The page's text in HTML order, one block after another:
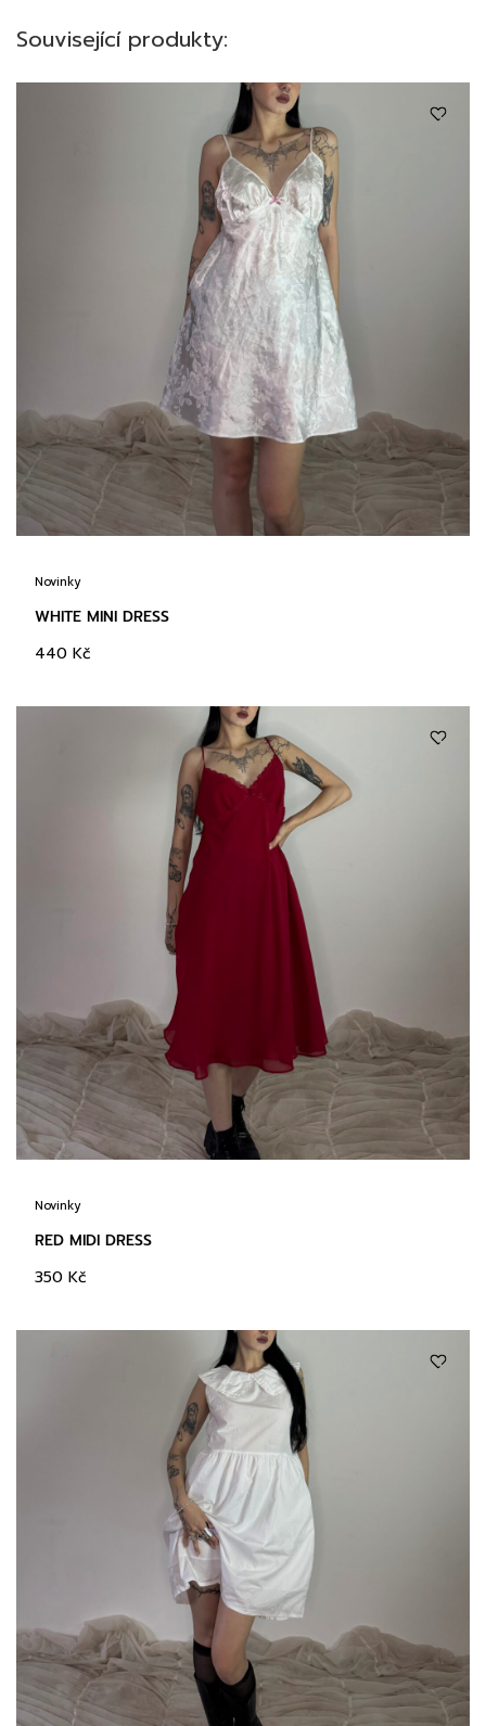
Související produkty:
Novinky
WHITE MINI DRESS
440 Kč
Novinky
RED MIDI DRESS
350 Kč